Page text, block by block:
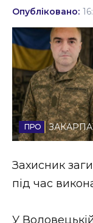
Політика
Соціум
Спорт
Стиль життя
Втрачений
Втрачений
Опубліковано:
Захисник
під час
У